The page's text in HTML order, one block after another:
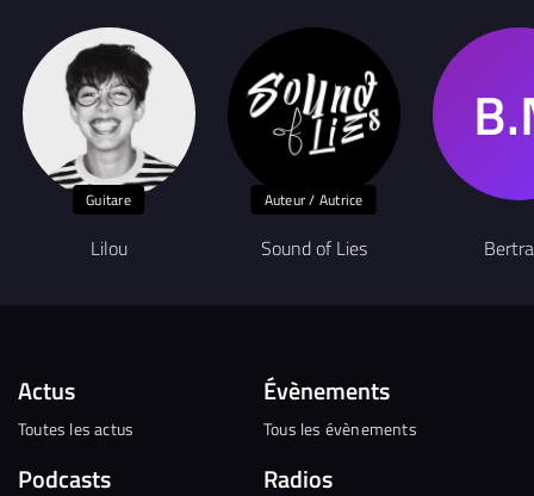
Guitare
Lilou
Auteur / Autrice
Sound of Lies
Actus
Toutes les actus
Podcasts
Évènements
Tous les évènements
Radios